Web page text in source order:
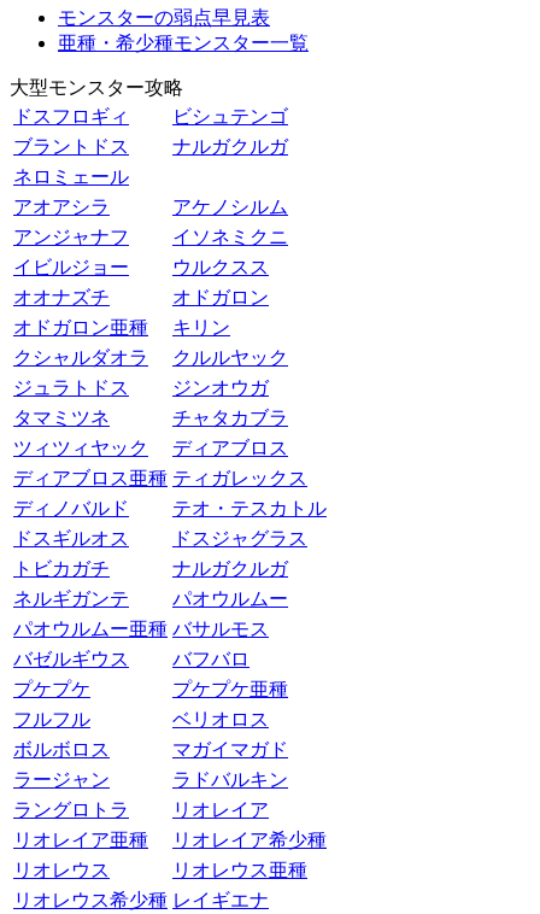
モンスターの弱点早見表
亜種・希少種モンスター一覧
大型モンスター攻略
ドスフロギィ
ビシュテンゴ
ブラントドス
ナルガクルガ
ネロミェール
アオアシラ
アケノシルム
アンジャナフ
イソネミクニ
イビルジョー
ウルクスス
オオナズチ
オドガロン
オドガロン亜種
キリン
クシャルダオラ
クルルヤック
ジュラトドス
ジンオウガ
タマミツネ
チャタカブラ
ツィツィヤック
ディアブロス
ディアブロス亜種 ティガレックス
ディノバルド
テオ・テスカトル
ドスギルオス
ドスジャグラス
トビカガチ
ナルガクルガ
ネルギガンテ
パオウルムー
パオウルムー亜種 バサルモス
バゼルギウス
バフバロ
プケプケ
プケプケ亜種
フルフル
ベリオロス
ボルボロス
マガイマガド
ラージャン
ラドバルキン
ラングロトラ
リオレイア
リオレイア亜種
リオレイア希少種
リオレウス
リオレウス亜種
リオレウス希少種 レイギエナ